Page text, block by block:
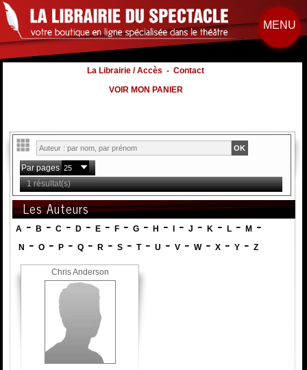
MENU
La Librairie / Accès -Contact
VOIR MON PANIER
Par pages
1 résultat(s)
Les Auteurs
A - B - C- D- E- F- G- H - - J - K - L- M-
N -O -P -Q -R -S -T-U -V -W-X -Y -Z
Chris Anderson